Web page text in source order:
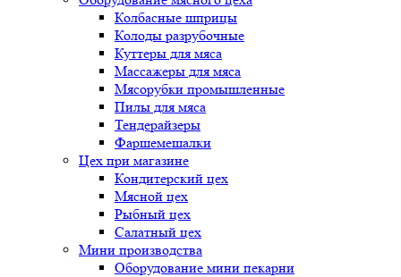
Колбасные шприцы
Колоды разрубочные
Куттеры для мяса
Массажеры для мяса
Мясорубки промышленные
Пилы для мяса
Тендерайзеры
Фаршемешалки
Цех при магазине
Кондитерский цех
Мясной цех
Рыбный цех
Салатный цех
Мини производства
Оборудование мини пекарни